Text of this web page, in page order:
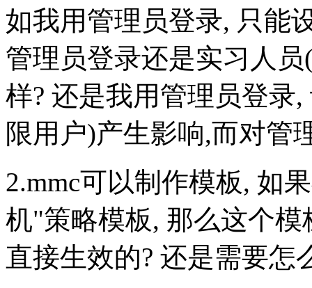
如我用管理员登录, 只能
管理员登录还是实习人
样? 还是我用管理员登录
限用户)产生影响,而对管
2.mmc可以制作模板, 如
机"策略模板, 那么这个
直接生效的? 还是需要怎